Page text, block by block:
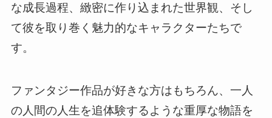
な成長過程、緻密に作り込まれた世界観、そし
て彼を取り巻く魅力的なキャラクターたちで
す。
ファンタジー作品が好きな方はもちろん、一人
の人間の人生を追体験するような重厚な物語を